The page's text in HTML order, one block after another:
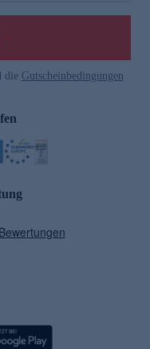
die Gutscheinbedingungen